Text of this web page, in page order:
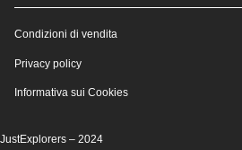
Condizioni di vendita
Privacy policy
Informativa sui Cookies
JustExplorers – 2024